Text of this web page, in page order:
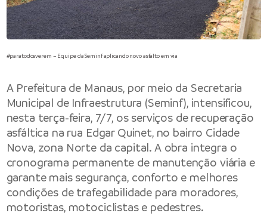
#paratodosverem – Equipe da Seminf aplicando novo asfalto em via
A Prefeitura de Manaus, por meio da Secretaria
Municipal de Infraestrutura (Seminf), intensificou,
nesta terça-feira, 7/7, os serviços de recuperação
asfáltica na rua Edgar Quinet, no bairro Cidade
Nova, zona Norte da capital. A obra integra o
cronograma permanente de manutenção viária e
garante mais segurança, conforto e melhores
condições de trafegabilidade para moradores,
motoristas, motociclistas e pedestres.